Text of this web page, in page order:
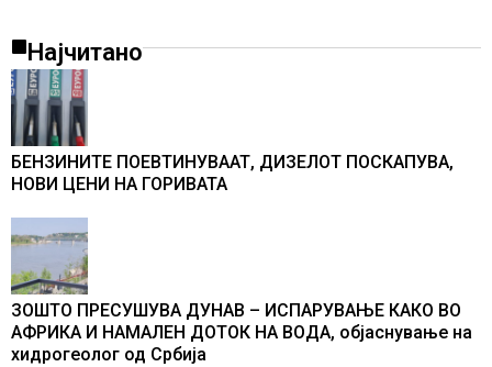
Најчитано
БЕНЗИНИТЕ ПОЕВТИНУВААТ, ДИЗЕЛОТ ПОСКАПУВА,
НОВИ ЦЕНИ НА ГОРИВАТА
ЗОШТО ПРЕСУШУВА ДУНАВ – ИСПАРУВАЊЕ КАКО ВО
АФРИКА И НАМАЛЕН ДОТОК НА ВОДА, објаснување на
хидрогеолог од Србија